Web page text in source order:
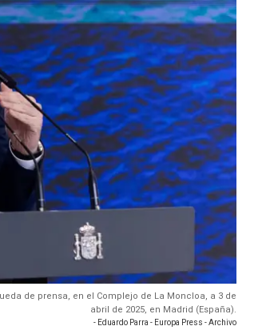
de prensa, en el Complejo de La Moncloa, a 3 de
abril de 2025, en Madrid (España).
- Eduardo Parra - Europa Press - Archivo